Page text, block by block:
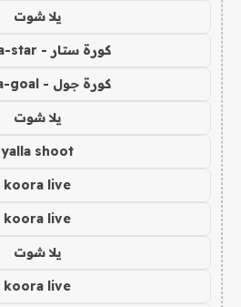
يلا شوت
كورة ستار - koora-star
كورة جول - koora-goal
يلا شوت
yalla shoot
koora live
koora live
يلا شوت
koora live